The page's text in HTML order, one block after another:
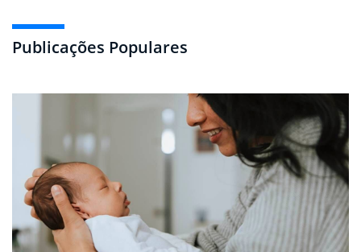
Publicações Populares